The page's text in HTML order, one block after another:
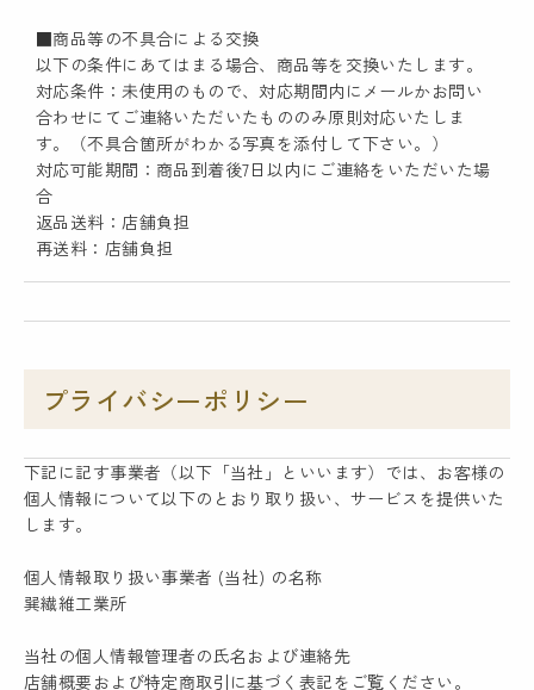
■商品等の不具合による交換
以下の条件にあてはまる場合、商品等を交換いたします。
対応条件：未使用のもので、対応期間内にメールかお問い
合わせにてご連絡いただいたもののみ原則対応いたしま
す。（不具合箇所がわかる写真を添付して下さい。）
対応可能期間：商品到着後7日以内にご連絡をいただいた場
合
返品送料：店舗負担
再送料：店舗負担
プライバシーポリシー
下記に記す事業者（以下「当社」といいます）では、お客様の
個人情報について以下のとおり取り扱い、サービスを提供いた
します。
個人情報取り扱い事業者 (当社) の名称
巽繊維工業所
当社の個人情報管理者の氏名および連絡先
店舗概要および特定商取引に基づく表記をご覧ください。